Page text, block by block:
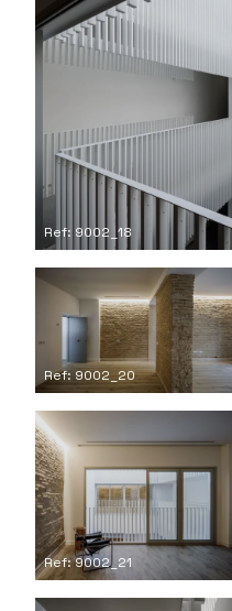
Ref: 9002_18
Ref: 9002_20
Ref: 9002_21